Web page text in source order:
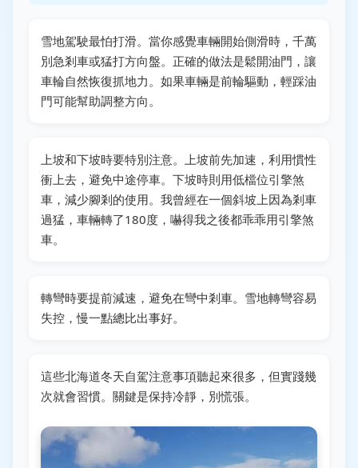
雪地駕駛最怕打滑。當你感覺車輛開始側滑時，千萬
別急剎車或猛打方向盤。正確的做法是鬆開油門，讓
車輪自然恢復抓地力。如果車輛是前輪驅動，輕踩油
門可能幫助調整方向。
上坡和下坡時要特別注意。上坡前先加速，利用慣性
衝上去，避免中途停車。下坡時則用低檔位引擎煞
車，減少腳剎的使用。我曾經在一個斜坡上因為剎車
過猛，車輛轉了180度，嚇得我之後都乖乖用引擎煞
車。
轉彎時要提前減速，避免在彎中剎車。雪地轉彎容易
失控，慢一點總比出事好。
這些北海道冬天自駕注意事項聽起來很多，但實踐幾
次就會習慣。關鍵是保持冷靜，別慌張。